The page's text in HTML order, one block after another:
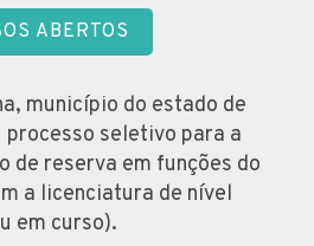
ABERTOS
município do estado de
seletivo para a
de reserva em funções do
a licenciatura de nível
em curso).